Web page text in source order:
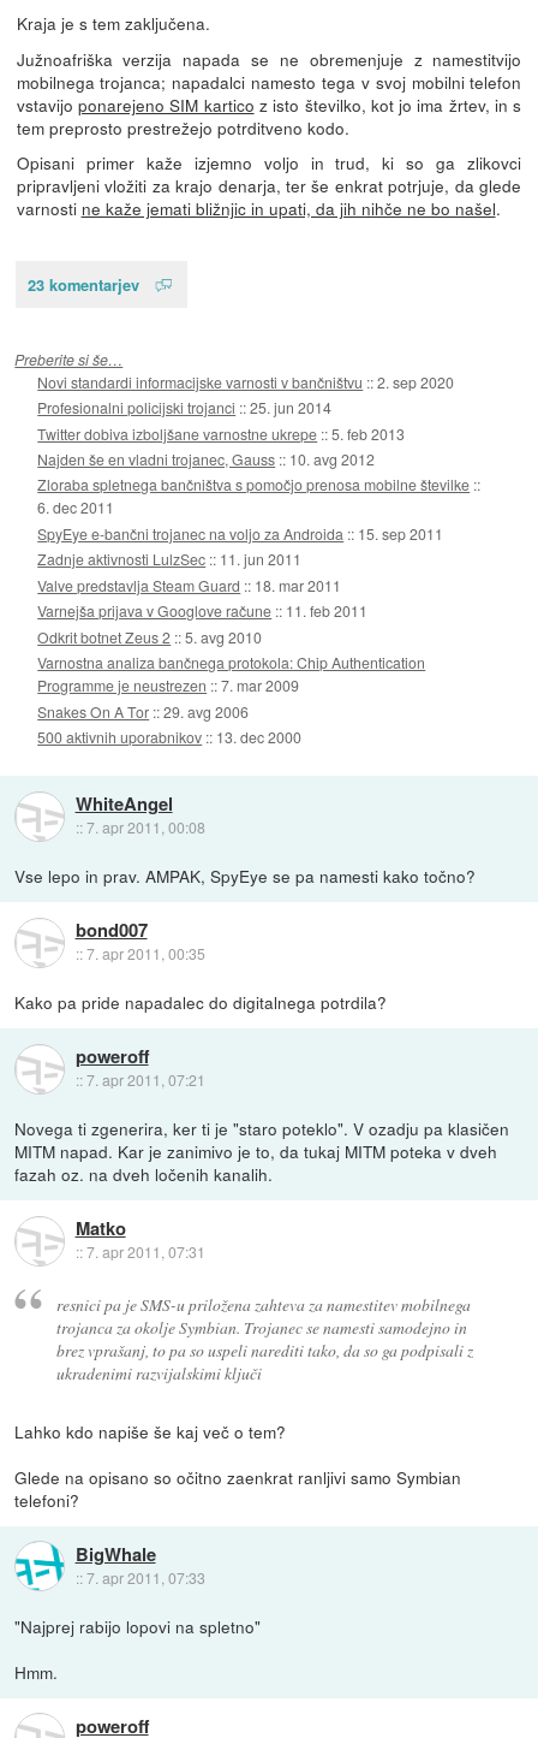
Kraja je s tem zaključena.
Južnoafriška verzija napada se ne obremenjuje z namestitvijo
mobilnega trojanca; napadalci namesto tega v svoj mobilni telefon
vstavijo ponarejeno SIM kartico z isto številko, kot jo ima žrtev, in s
tem preprosto prestrežejo potrditveno kodo.
Opisani primer kaže izjemno voljo in trud, ki so ga zlikovci
pripravljeni vložiti za krajo denarja, ter še enkrat potrjuje, da glede
varnosti ne kaže jemati bližnjic in upati, da jih nihče ne bo našel.
23 komentarjev
Preberite si še…
Novi standardi informacijske varnosti v bančništvu ::2. sep 2020
Profesionalni policijski trojanci ::25. jun 2014
Twitter dobiva izboljšane varnostne ukrepe ::5. feb 2013
Najden še en vladni trojanec, Gauss :: 10. avg 2012
Zloraba spletnega bančništva s pomočjo prenosa mobilne številke ::
6. dec 2011
SpyEye e-bančni trojanec na voljo za Androida :: 15. sep 2011
Zadnje aktivnosti LulzSec :: 11. jun 2011
Valve predstavlja Steam Guard :: 18. mar 2011
Varnejša prijava v Googlove račune :: 11. feb 2011
Odkrit botnet Zeus 2 ::5. avg 2010
Varnostna analiza bančnega protokola: Chip Authentication
Programme je neustrezen ::7. mar 2009
Snakes On A Tor ::29. avg 2006
500 aktivnih uporabnikov :: 13. dec 2000
WhiteAngel
::7. apr 2011, 00:08
Vse lepo in prav. AMPAK, SpyEye se pa namesti kako točno?
bond007
::7. apr 2011, 00:35
Kako pa pride napadalec do digitalnega potrdila?
poweroff
::7. apr 2011, 07:21
Novega ti zgenerira, ker ti je "staro poteklo". V ozadju pa klasičen
MITM napad. Kar je zanimivo je to, da tukaj MITM poteka v dveh
fazah oz. na dveh ločenih kanalih.
Matko
::7. apr 2011, 07:31
resnici pa je SMS-u priložena zahteva za namestitev mobilnega
trojanca za okolje Symbian. Trojanec se namesti samodejno in
brez vprašanj, to pa so uspeli narediti tako, da so ga podpisali z
ukradenimi razvijalskimi ključi
Lahko kdo napiše še kaj več o tem?
Glede na opisano so očitno zaenkrat ranljivi samo Symbian
telefoni?
BigWhale
::7. apr 2011, 07:33
"Najprej rabijo lopovi na spletno"
Hmm.
poweroff